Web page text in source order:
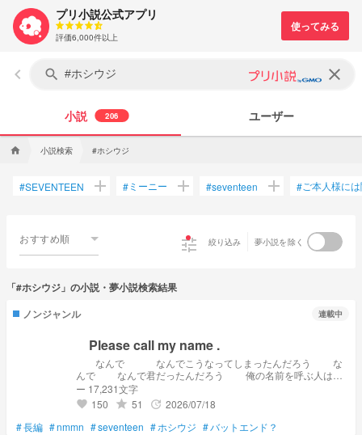
プリ小説公式アプリ
評価6,000件以上
keyboard_arrow_left search clear
小説 206 ユーザー
home 小説検索 #ホシウジ
#SEVENTEEN add #ミーニー add #seventeen add #ご本人様には
おすすめ順 tune 絞り込み 夢小説を除く
「#ホシウジ」の小説・夢小説検索結果
ノンジャンル
連載中
Please call my name .
なんで なんでこうなってしまったんだろう な
んで なんで君だったんだろう 俺の名前を呼ぶ人は
もうこの世にいない ． お願いだから ＂ Please
call my name again ＂ ＿ お願い
しっかり生きて 。
ー 17,231文字
favorite 150 grade 51 update 2026/07/18
#長編 #nmmn #seventeen #ホシウジ #バットエンド？